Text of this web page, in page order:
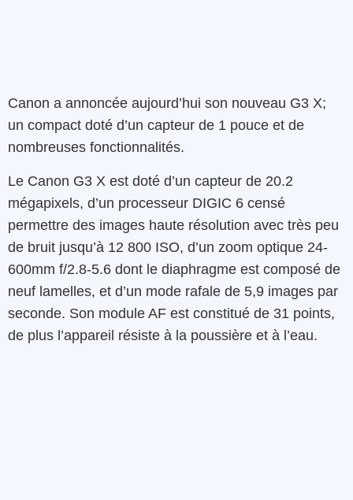
Canon a annoncée aujourd’hui son nouveau G3 X;
un compact doté d’un capteur de 1 pouce et de
nombreuses fonctionnalités.
Le Canon G3 X est doté d’un capteur de 20.2
mégapixels, d’un processeur DIGIC 6 censé
permettre des images haute résolution avec très peu
de bruit jusqu’à 12 800 ISO, d’un zoom optique 24-
600mm f/2.8-5.6 dont le diaphragme est composé de
neuf lamelles, et d’un mode rafale de 5,9 images par
seconde. Son module AF est constitué de 31 points,
de plus l’appareil résiste à la poussière et à l’eau.